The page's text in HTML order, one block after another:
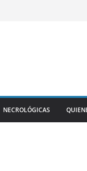
NECROLÓGICAS